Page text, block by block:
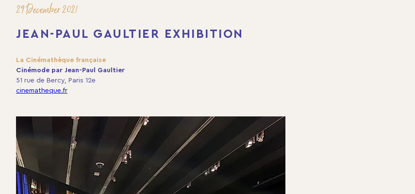
29 December 2021
JEAN-PAUL GAULTIER EXHIBITION
La Cinémathèque française
Cinémode par Jean-Paul Gaultier
51 rue de Bercy, Paris 12e
cinematheque.fr